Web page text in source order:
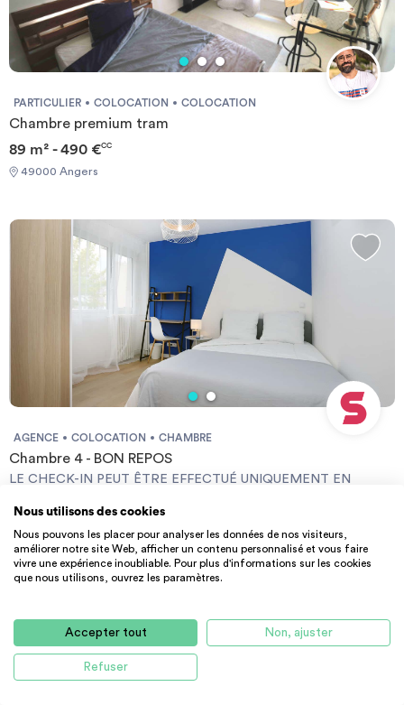
PARTICULIER COLOCATION COLOCATION
Chambre premium tram
89 m² - 490 €CC
49000 Angers
AGENCE COLOCATION CHAMBRE
Chambre 4 - BON REPOS
LE CHECK-IN PEUT ÊTRE EFFECTUÉ UNIQUEMENT EN
Garantie Visale obligatoirement et une assurance habitation+++
[ENG] CHECK-IN CAN ONLY BE DONE ON WEEKDAYS AND
NOT AT WEEKENDS +++You must provide a Visale Guarantee
and home insurance+++.
49000 Angers
Nous utilisons des cookies
Nous pouvons les placer pour analyser les données de nos visiteurs,
améliorer notre site Web, afficher un contenu personnalisé et vous faire
vivre une expérience inoubliable. Pour plus d'informations sur les cookies
que nous utilisons, ouvrez les paramètres.
Accepter tout Non, ajuster
Refuser